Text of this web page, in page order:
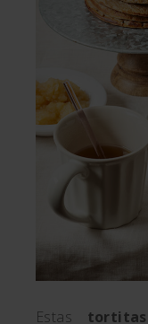
Estas